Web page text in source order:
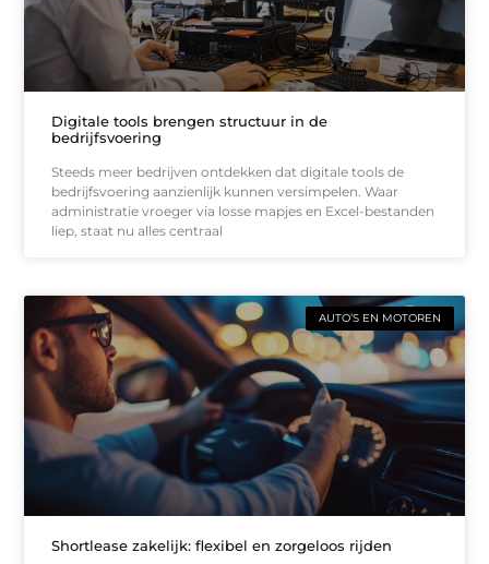
Digitale tools brengen structuur in de
bedrijfsvoering
Steeds meer bedrijven ontdekken dat digitale tools de
bedrijfsvoering aanzienlijk kunnen versimpelen. Waar
administratie vroeger via losse mapjes en Excel-bestanden
liep, staat nu alles centraal
AUTO’S EN MOTOREN
Shortlease zakelijk: flexibel en zorgeloos rijden